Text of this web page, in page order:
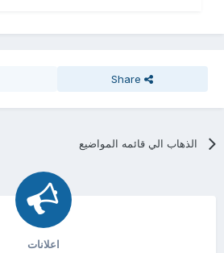
Share
الذهاب الي قائمه المواضيع
اعلانات